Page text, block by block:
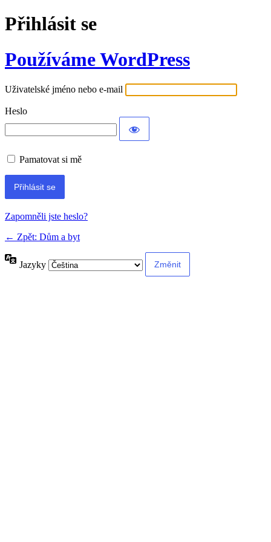
Přihlásit se
Používáme WordPress
Uživatelské jméno nebo e-mail
Heslo
Pamatovat si mě
Alternative:
Zapomněli jste heslo?
← Zpět: Dům a byt
Jazyky